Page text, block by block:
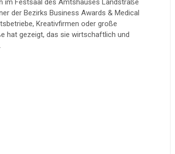
im Festsaal des Amtshauses Landstraße
der Bezirks Business Awards & Medical
Kreativfirmen oder große
hat gezeigt, das sie wirtschaftlich und